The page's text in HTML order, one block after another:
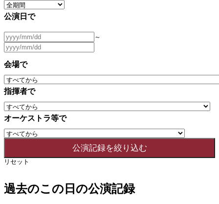
公演日で
～
会場で
指揮者で
オーケストラ等で
リセット
過去のこの日の公演記録